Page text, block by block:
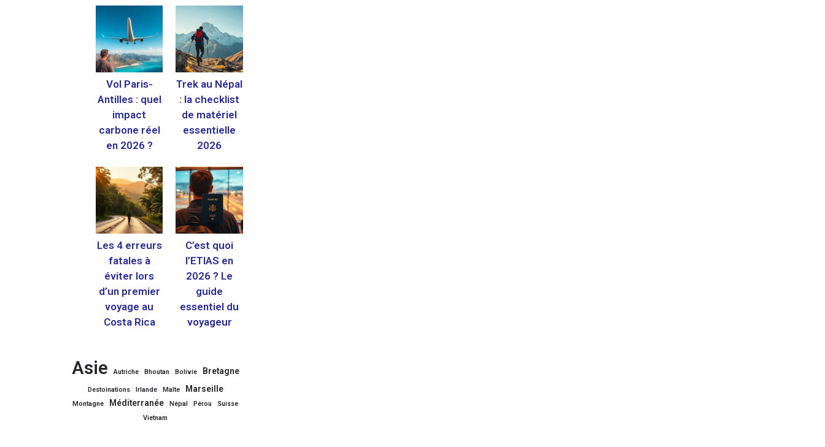
Vol Paris-
Antilles : quel
impact
carbone réel
en 2026 ?
Trek au Népal
: la checklist
de matériel
essentielle
2026
Les 4 erreurs
fatales à
éviter lors
d’un premier
voyage au
Costa Rica
C’est quoi
l’ETIAS en
2026 ? Le
guide
essentiel du
voyageur
Asie Autriche Bhoutan Bolivie Bretagne
Destoinations Irlande Malte Marseille
Montagne Méditerranée Népal Pérou
Suisse
Vietnam